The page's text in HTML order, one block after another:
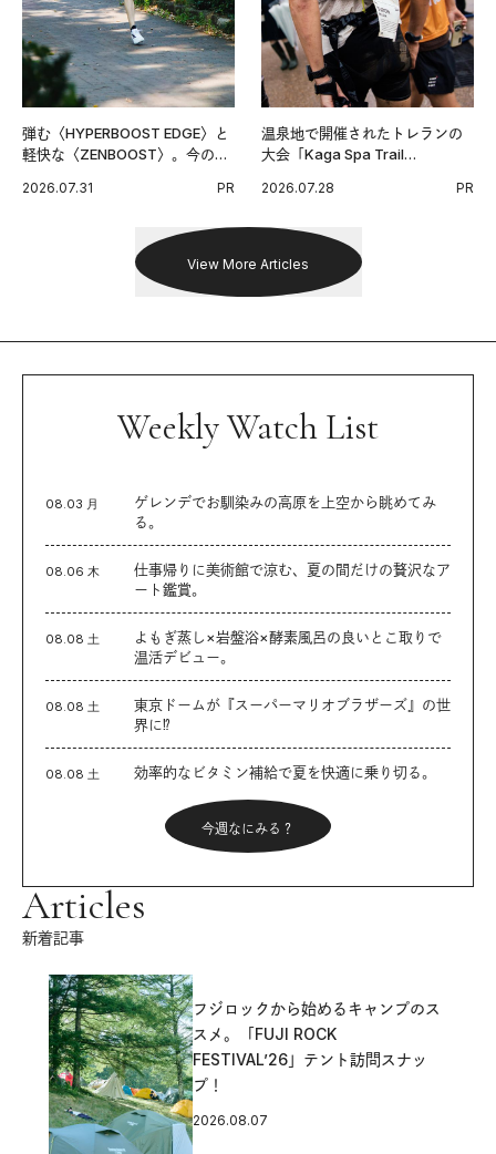
弾む〈HYPERBOOST EDGE〉と
軽快な〈ZENBOOST〉。今の時
出した新機軸。
2026.07.31 PR
温泉地で開催されたトレランの
大会「Kaga Spa Trail
戦を夢見るランナーたちの奮闘
2026.07.28 PR
View More Articles
Weekly Watch List
08.03 月
ゲレンデでお馴染みの高原を上空から眺めてみ
る。
08.06 木
仕事帰りに美術館で涼む、夏の間だけの贅沢なア
ート鑑賞。
08.08 土
よもぎ蒸し×岩盤浴×酵素風呂の良いとこ取りで
温活デビュー。
08.08 土
東京ドームが『スーパーマリオブラザーズ』の世
界に⁉︎
08.08 土 効率的なビタミン補給で夏を快適に乗り切る。
今週なにみる？
Articles
新着記事
フジロックから始めるキャンプのス
スメ。「FUJI ROCK
FESTIVAL’26」テント訪問スナッ
プ！
2026.08.07